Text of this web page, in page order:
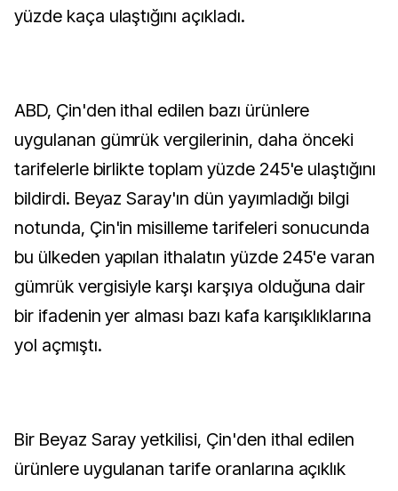
yüzde kaça ulaştığını açıkladı.
ABD, Çin'den ithal edilen bazı ürünlere
uygulanan gümrük vergilerinin, daha önceki
tarifelerle birlikte toplam yüzde 245'e ulaştığını
bildirdi. Beyaz Saray'ın dün yayımladığı bilgi
notunda, Çin'in misilleme tarifeleri sonucunda
bu ülkeden yapılan ithalatın yüzde 245'e varan
gümrük vergisiyle karşı karşıya olduğuna dair
bir ifadenin yer alması bazı kafa karışıklıklarına
yol açmıştı.
Bir Beyaz Saray yetkilisi, Çin'den ithal edilen
ürünlere uygulanan tarife oranlarına açıklık